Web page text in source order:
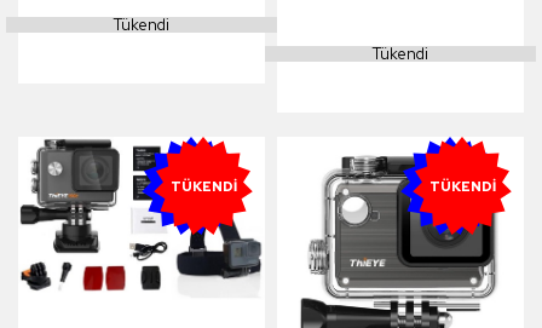
Tükendi
Tükendi
YENI
TÜKENDI YENI
TÜKENDI